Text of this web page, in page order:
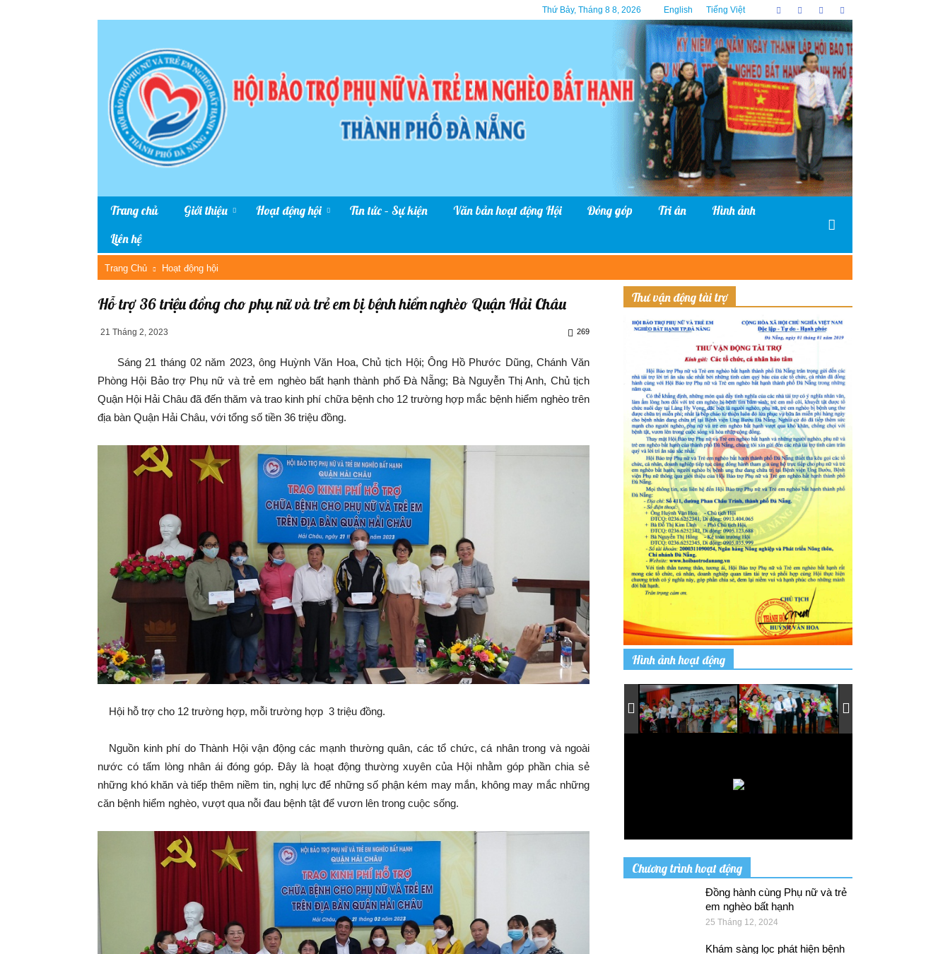
Thứ Bảy, Tháng 8 8, 2026 English Tiếng Việt
Trang chủ Giới thiệu Hoạt động hội Tin tức – Sự kiện Văn bản hoạt động Hội Đóng góp Tri ân
Hình ảnh
Liên hệ
Trang Chủ Hoạt động hội
Hỗ trợ 36 triệu đồng cho phụ nữ và trẻ em bị bệnh hiểm nghèo Quận Hải Châu
21 Tháng 2, 2023 269
Sáng 21 tháng 02 năm 2023, ông Huỳnh Văn Hoa, Chủ tịch Hội; Ông Hồ Phước Dũng, Chánh Văn
Phòng Hội Bảo trợ Phụ nữ và trẻ em nghèo bất hạnh thành phố Đà Nẵng; Bà Nguyễn Thị Anh, Chủ tịch
Quận Hội Hải Châu đã đến thăm và trao kinh phí chữa bệnh cho 12 trường hợp mắc bệnh hiểm nghèo trên
địa bàn Quận Hải Châu, với tổng số tiền 36 triệu đồng.
Hội hỗ trợ cho 12 trường hợp, mỗi trường hợp 3 triệu đồng.
Nguồn kinh phí do Thành Hội vận động các mạnh thường quân, các tổ chức, cá nhân trong và ngoài
nước có tấm lòng nhân ái đóng góp. Đây là hoạt động thường xuyên của Hội nhằm góp phần chia sẻ
những khó khăn và tiếp thêm niềm tin, nghị lực để những số phận kém may mắn, không may mắc những
căn bệnh hiểm nghèo, vượt qua nỗi đau bệnh tật để vươn lên trong cuộc sống.
Thư vận động tài trợ
Hình ảnh hoạt động
Chương trình hoạt động
Đồng hành cùng Phụ nữ và trẻ
em nghèo bất hạnh
25 Tháng 12, 2024
Khám sàng lọc phát hiện bệnh